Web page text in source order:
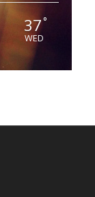
37°
WED